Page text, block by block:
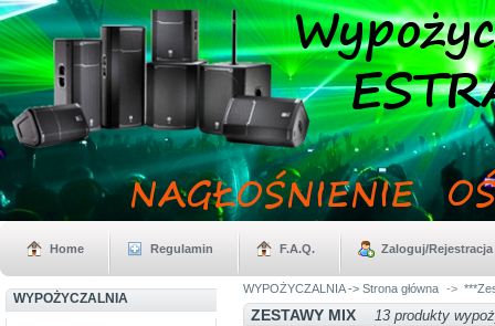
Home Regulamin F.A.Q. Zaloguj/Rejestracja
WYPOŻYCZALNIA
WYPOŻYCZALNIA -> Strona główna ->
ZESTAWY MIX 13 produkty